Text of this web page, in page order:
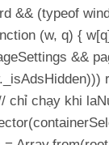
&& (typeof
(w, q) {
&&
chỉ chạy khi